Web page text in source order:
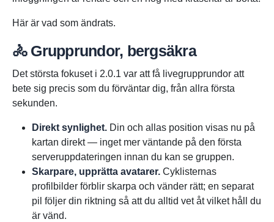
Här är vad som ändrats.
🚴 Grupprundor, bergsäkra
Det största fokuset i 2.0.1 var att få livegrupprundor att
bete sig precis som du förväntar dig, från allra första
sekunden.
Direkt synlighet. Din och allas position visas nu på
kartan direkt — inget mer väntande på den första
serveruppdateringen innan du kan se gruppen.
Skarpare, upprätta avatarer. Cyklisternas
profilbilder förblir skarpa och vänder rätt; en separat
pil följer din riktning så att du alltid vet åt vilket håll du
är vänd.